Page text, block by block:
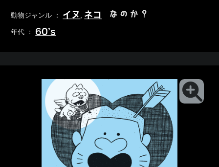
動物ジャンル ： イヌ ネコ なのか？
年代 ： 60’s